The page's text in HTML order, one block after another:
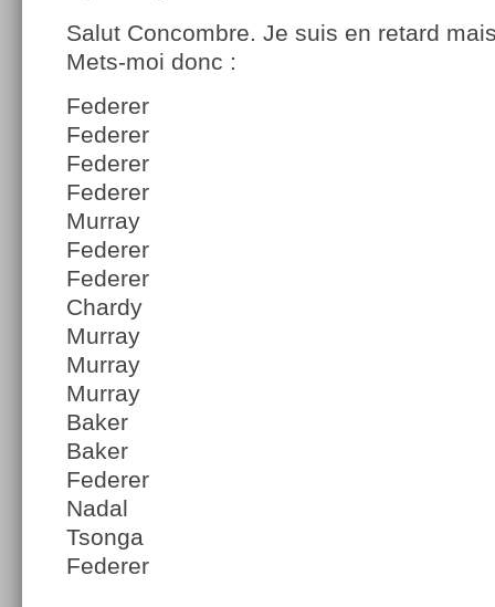
Salut Concombre. Je suis en retard
Mets-moi donc :
Federer
Federer
Federer
Federer
Murray
Federer
Federer
Chardy
Murray
Murray
Murray
Baker
Baker
Federer
Nadal
Tsonga
Federer